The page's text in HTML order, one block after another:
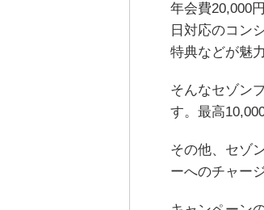
年会費20,000
日対応のコン
特典などが魅
そんなセゾン
す。最高
その他、セゾ
ーへのチャー